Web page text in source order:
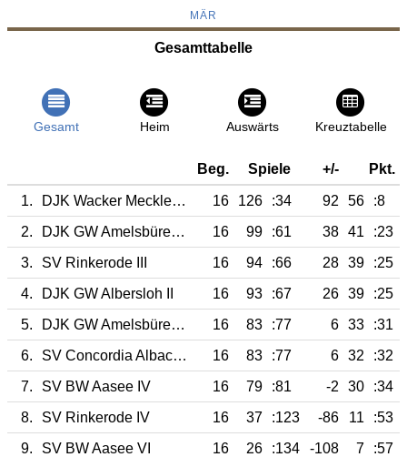
MÄR
Gesamttabelle
Gesamt Heim Auswärts Kreuztabelle
Beg. Spiele +/- Pkt.
1. DJK Wacker Mecklenbeck II 16 126 :34 92 56
:8
2.
DJK GW Amelsbüren III 16 99 :61 38 41
:23
3.
SV Rinkerode III 16 94 :66 28 39
:25
4.
DJK GW Albersloh II 16 93 :67 26 39
:25
5.
DJK GW Amelsbüren IV 16 83 :77 6 33
:31
6.
SV Concordia Albachten II 16 83 :77 6 32
:32
7.
SV BW Aasee IV 16 79 :81 -2 30
:34
8.
SV Rinkerode IV 16 37 :123 -86 11
:53
9.
SV BW Aasee VI 16 26 :134 -108 7 :57